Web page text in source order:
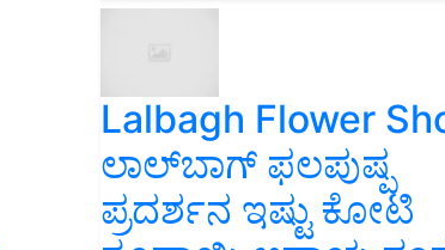
Lalbagh Flower
ಲಾಲ್‌ಬಾಗ್ ಫಲಪುಷ್ಪ
ಪ್ರದರ್ಶನ ಇಷ್ಟು ಕೋಟಿ